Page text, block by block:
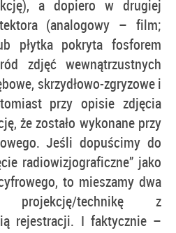
a dopiero w drugiej
(analogowy – film;
płytka pokryta fosforem
zdjęć wewnątrzustnych
skrzydłowo-zgryzowe i
przy opisie zdjęcia
że zostało wykonane przy
Jeśli dopuścimy do
radiowizjograficzne” jako
to mieszamy dwa
technikę z
rejestracji. I faktycznie –